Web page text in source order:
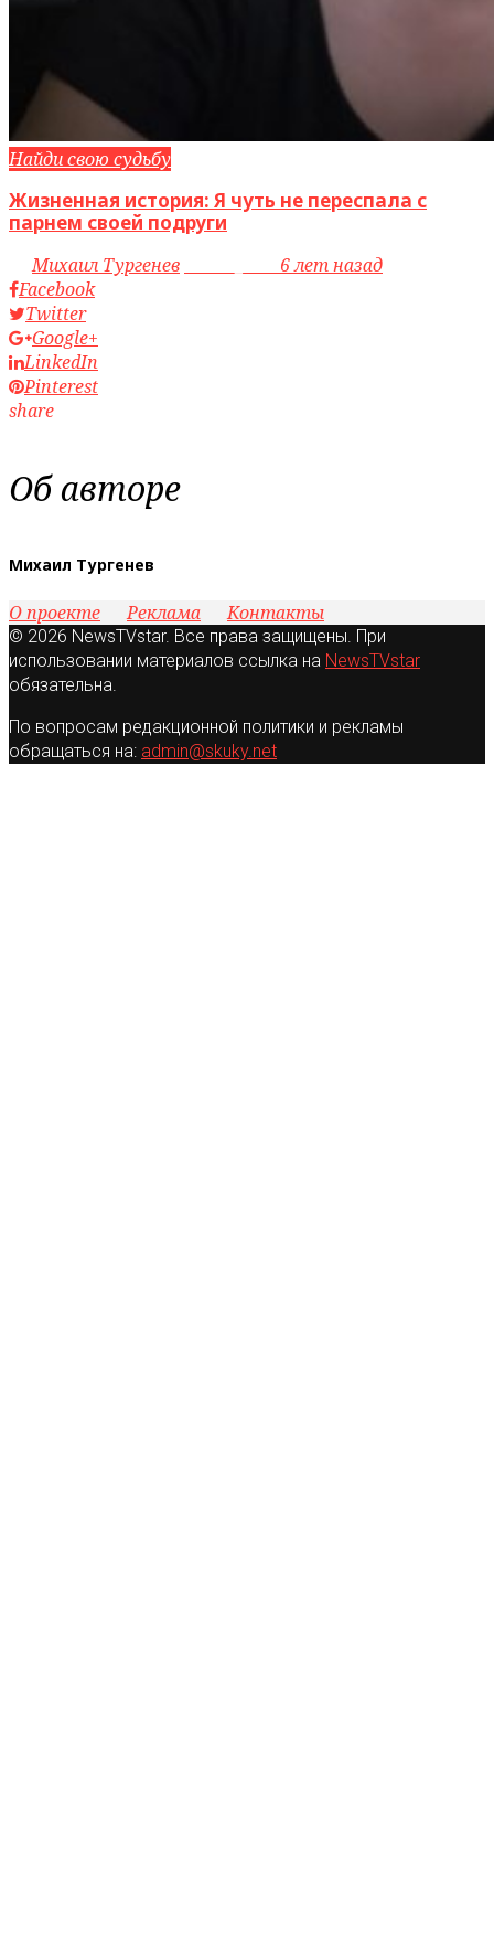
Найди свою судьбу
Жизненная история: Я чуть не переспала с
парнем своей подруги
byМихаил Тургенев
6 лет назад
Facebook
Twitter
Google+
LinkedIn
Pinterest
share
Об авторе
Михаил Тургенев
О проекте Реклама Контакты
© 2026 NewsTVstar. Все права защищены. При
использовании материалов ссылка на NewsTVstar
обязательна.
По вопросам редакционной политики и рекламы
обращаться на: admin@skuky.net